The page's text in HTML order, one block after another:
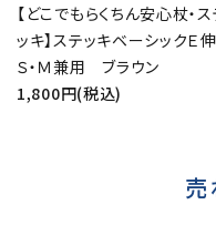
【どこでもらくちん安心杖・ス
ッキ】ステッキベーシックＥ
Ｓ・Ｍ兼用 ブラウン
1,800円(税込)
売